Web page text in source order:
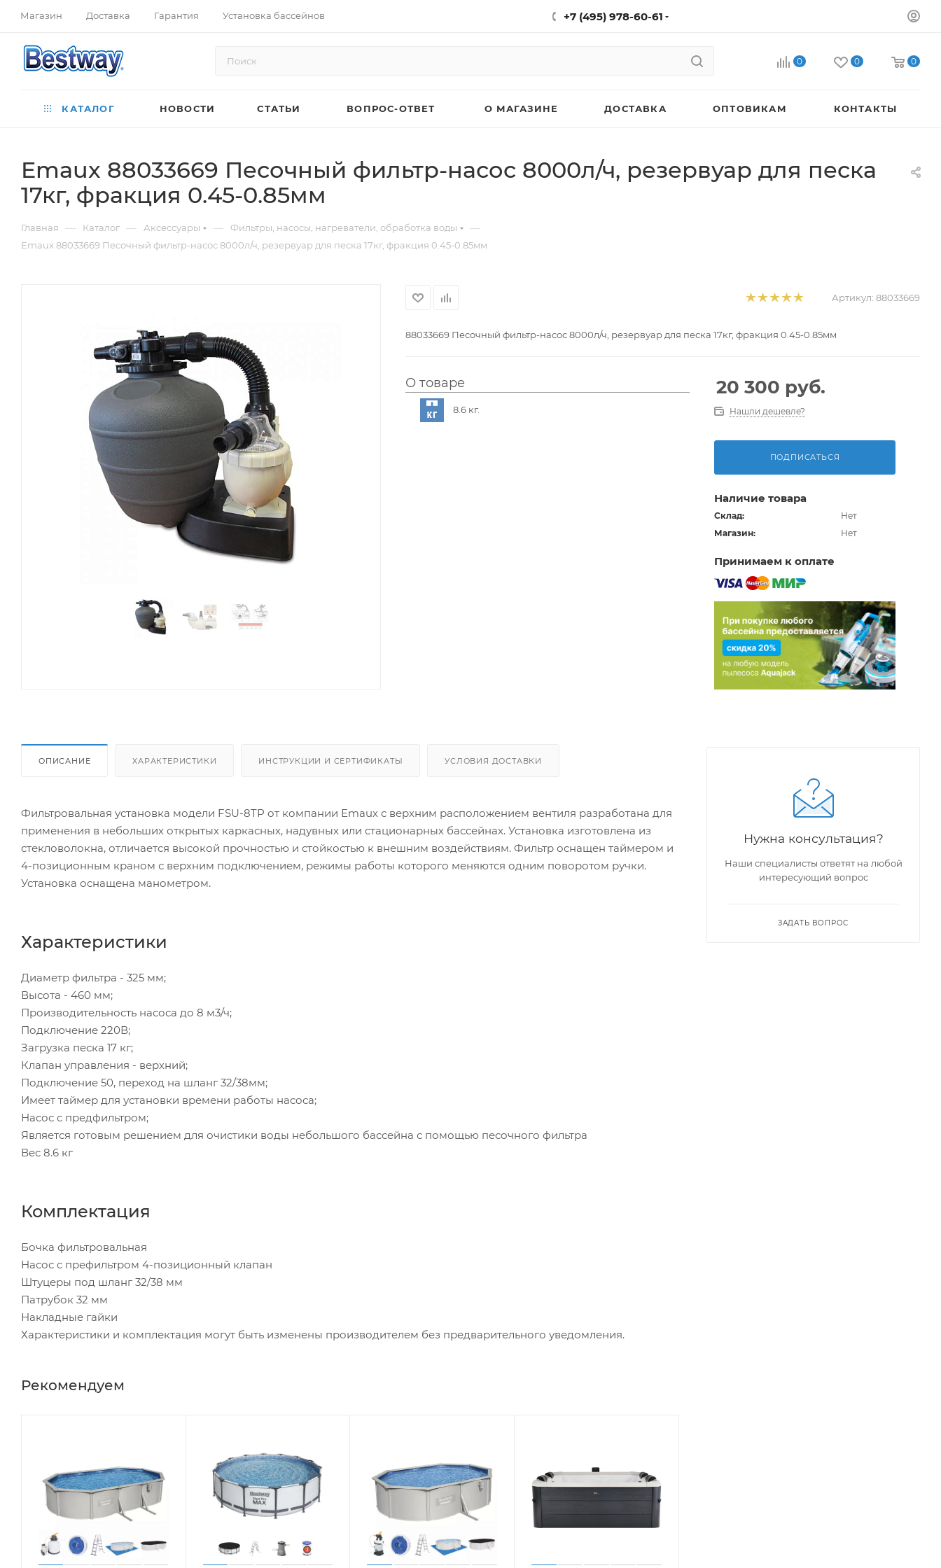
Магазин Доставка Гарантия Установка бассейнов +7 (495) 978-60-61
0 0 0
КАТАЛОГ НОВОСТИ СТАТЬИ ВОПРОС-ОТВЕТ О МАГАЗИНЕ ДОСТАВКА ОПТОВИКАМ КОНТАКТЫ
Emaux 88033669 Песочный фильтр-насос 8000л/ч, резервуар для песка
17кг, фракция 0.45-0.85мм
Главная — Каталог — Аксессуары — Фильтры, насосы, нагреватели, обработка воды —
Emaux 88033669 Песочный фильтр-насос 8000л/ч, резервуар для песка 17кг, фракция 0.45-0.85мм
Артикул: 88033669
88033669 Песочный фильтр-насос 8000л/ч, резервуар для песка 17кг, фракция 0.45-0.85мм
О товаре
8.6 кг.
20 300 руб.
Нашли дешевле?
ПОДПИСАТЬСЯ
Наличие товара
Склад:
Нет
Магазин:
Нет
Принимаем к оплате
ОПИСАНИЕ ХАРАКТЕРИСТИКИ ИНСТРУКЦИИ И СЕРТИФИКАТЫ УСЛОВИЯ ДОСТАВКИ
Фильтровальная установка модели FSU-8TP от компании Emaux с верхним расположением вентиля разработана для
применения в небольших открытых каркасных, надувных или стационарных бассейнах. Установка изготовлена из
стекловолокна, отличается высокой прочностью и стойкостью к внешним воздействиям. Фильтр оснащен таймером и
4-позиционным краном с верхним подключением, режимы работы которого меняются одним поворотом ручки.
Установка оснащена манометром.
Характеристики
Диаметр фильтра - 325 мм;
Высота - 460 мм;
Производительность насоса до 8 м3/ч;
Подключение 220В;
Загрузка песка 17 кг;
Клапан управления - верхний;
Подключение 50, переход на шланг 32/38мм;
Имеет таймер для установки времени работы насоса;
Насос с предфильтром;
Является готовым решением для очистики воды небольшого бассейна с помощью песочного фильтра
Вес 8.6 кг
Комплектация
Бочка фильтровальная
Насос c префильтром 4-позиционный клапан
Штуцеры под шланг 32/38 мм
Патрубок 32 мм
Накладные гайки
Характеристики и комплектация могут быть изменены производителем без предварительного уведомления.
Рекомендуем
Нужна консультация?
Наши специалисты ответят на любой
интересующий вопрос
ЗАДАТЬ ВОПРОС